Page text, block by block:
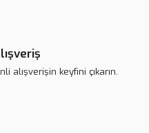
alışverişin keyfini çıkarın.